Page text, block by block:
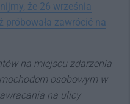
że 26 września
próbowała zawrócić na
na miejscu zdarzenia
osobowym w
na ulicy